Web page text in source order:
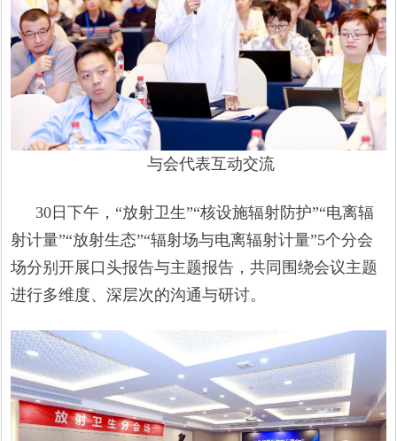
与会代表互动交流
30日下午，“放射卫生”“核设施辐射防护”“电离辐
射计量”“放射生态”“辐射场与电离辐射计量”5个分会
场分别开展口头报告与主题报告，共同围绕会议主题
进行多维度、深层次的沟通与研讨。